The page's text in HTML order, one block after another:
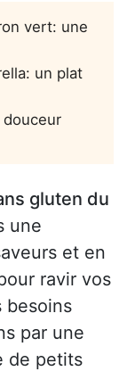
vert: une
un plat
gluten du
une
et en
ravir vos
besoins
par une
de petits